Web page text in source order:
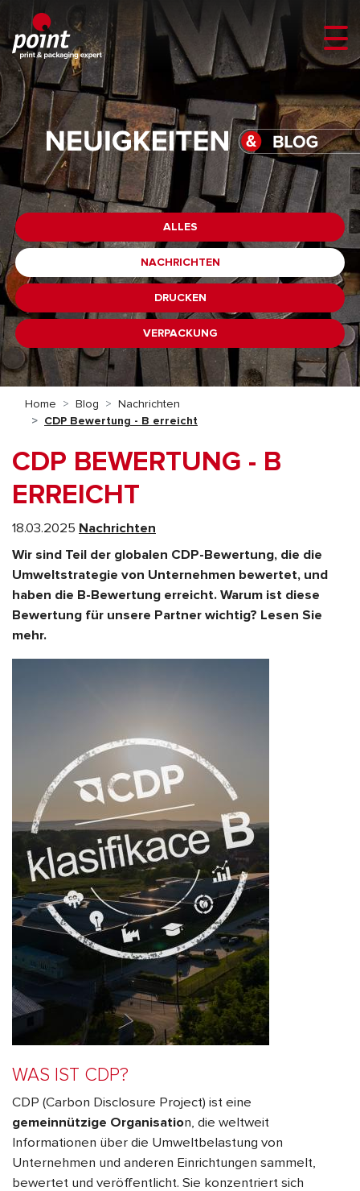
ALLES
NACHRICHTEN
DRUCKEN
VERPACKUNG
Home Blog
Nachrichten
CDP Bewertung - B erreicht
CDP BEWERTUNG - B
ERREICHT
18.03.2025 Nachrichten
Wir sind Teil der globalen CDP-Bewertung, die die
Umweltstrategie von Unternehmen bewertet, und
haben die B-Bewertung erreicht. Warum ist diese
Bewertung für unsere Partner wichtig? Lesen Sie
mehr.
WAS IST CDP?
CDP (Carbon Disclosure Project) ist eine
gemeinnützige Organisation, die weltweit
Informationen über die Umweltbelastung von
Unternehmen und anderen Einrichtungen sammelt,
bewertet und veröffentlicht. Sie konzentriert sich